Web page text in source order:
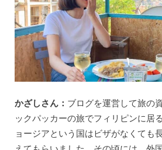
かざしさん： ブログを運営して旅の
ックパッカーの旅でフィリピンに居
ョージアという国はビザがなくても